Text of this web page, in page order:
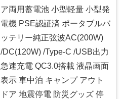
ア両用蓄電池 小型軽量 小型発
電機 PSE認証済 ポータブルバ
ッテリー純正弦波AC(200W)
/DC(120W) /Type-C /USB出力
急速充電 QC3.0搭載 液晶画面
表示 車中泊 キャンプ アウト
ドア 地震停電 防災グッズ 停